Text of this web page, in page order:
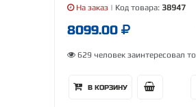
На заказ | Код товара: 38947
8099.00
629 человек заинтересовал
В КОРЗИНУ